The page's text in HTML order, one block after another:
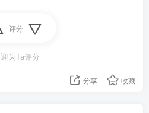
评分
为Ta评分
分享 收藏